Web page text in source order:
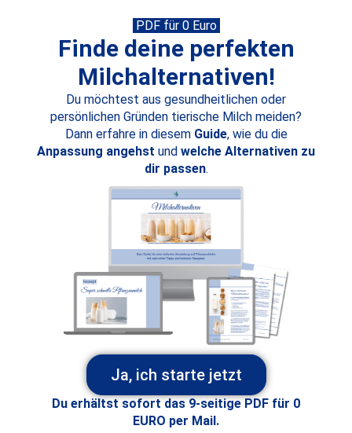
PDF für 0 Euro
Finde deine perfekten
Milchalternativen!
Du möchtest aus gesundheitlichen oder
persönlichen Gründen tierische Milch meiden?
Dann erfahre in diesem Guide, wie du die
Anpassung angehst und welche Alternativen zu
dir passen.
Ja, ich starte jetzt
Du erhältst sofort das 9-seitige PDF für 0
EURO per Mail.